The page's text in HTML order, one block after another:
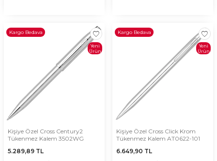
Kargo Bedava
Yeni
Ürün
Kişiye Özel Cross Century2
Tükenmez Kalem 3502WG
5.289,89 TL
Kargo Bedava
Yeni
Ürün
Kişiye Özel Cross Click Krom
Tükenmez Kalem AT0622-101
6.649,90 TL